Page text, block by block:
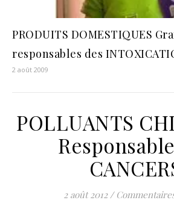
PRODUITS DOMESTIQUES
responsables des
2 août 2009
POLLUANTS
2 août 2012 /